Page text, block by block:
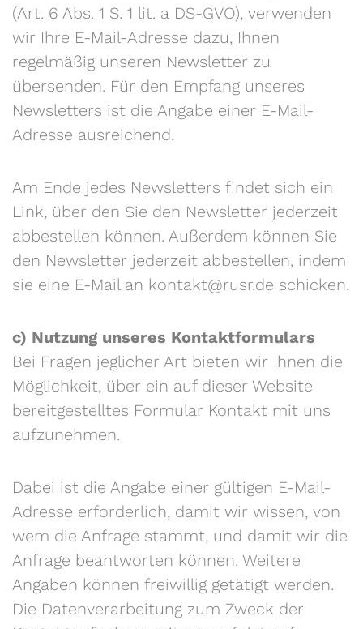
(Art. 6 Abs. 1 S. 1 lit. a DS-GVO), verwenden
wir Ihre E-Mail-Adresse dazu, Ihnen
regelmäßig unseren Newsletter zu
übersenden. Für den Empfang unseres
Newsletters ist die Angabe einer E-Mail-
Adresse ausreichend.
Am Ende jedes Newsletters findet sich ein
Link, über den Sie den Newsletter jederzeit
abbestellen können. Außerdem können Sie
den Newsletter jederzeit abbestellen, indem
sie eine E-Mail an kontakt@rusr.de schicken.
c) Nutzung unseres Kontaktformulars
Bei Fragen jeglicher Art bieten wir Ihnen die
Möglichkeit, über ein auf dieser Website
bereitgestelltes Formular Kontakt mit uns
aufzunehmen.
Dabei ist die Angabe einer gültigen E-Mail-
Adresse erforderlich, damit wir wissen, von
wem die Anfrage stammt, und damit wir die
Anfrage beantworten können. Weitere
Angaben können freiwillig getätigt werden.
Die Datenverarbeitung zum Zweck der